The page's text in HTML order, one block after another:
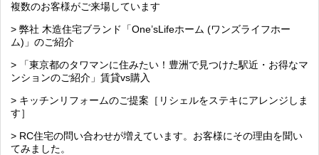
複数のお客様がご来場しています
> 弊社 木造住宅ブランド「One’sLifeホーム (ワンズライフホー
ム)」のご紹介
> 「東京都のタワマンに住みたい！豊洲で見つけた駅近・お得なマ
ンションのご紹介」賃貸vs購入
> キッチンリフォームのご提案［リシェルをステキにアレンジしま
す］
> RC住宅の問い合わせが増えています。お客様にその理由を聞い
てみました。